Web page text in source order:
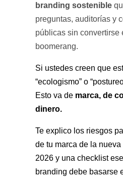
branding sostenible
preguntas, auditorías y
públicas sin convertirse
boomerang.
Si ustedes creen que
“ecologismo” o
Esto va de marca, de
dinero.
Te explico los riesgos
de tu marca de la
2026 y una checklist
branding debe basarse